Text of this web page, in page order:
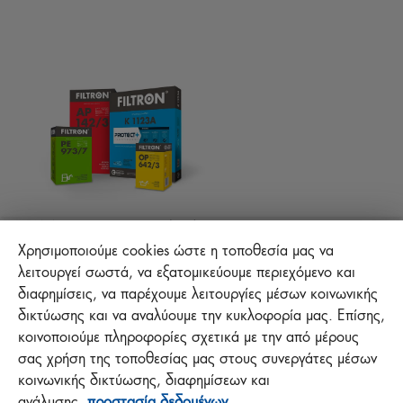
Προστασία +
FAQ
MANN+HUMMEL FT Poland
Sp. z o. o. Sp. k.
ul. Wrocławska 145, 63-800 GOSTYŃ, POLAND
Polityka prywatności
Impressum
Χρησιμοποιούμε cookies ώστε η τοποθεσία μας να
λειτουργεί σωστά, να εξατομικεύουμε περιεχόμενο και
διαφημίσεις, να παρέχουμε λειτουργίες μέσων κοινωνικής
δικτύωσης και να αναλύουμε την κυκλοφορία μας. Επίσης,
κοινοποιούμε πληροφορίες σχετικά με την από μέρους
σας χρήση της τοποθεσίας μας στους συνεργάτες μέσων
κοινωνικής δικτύωσης, διαφημίσεων και